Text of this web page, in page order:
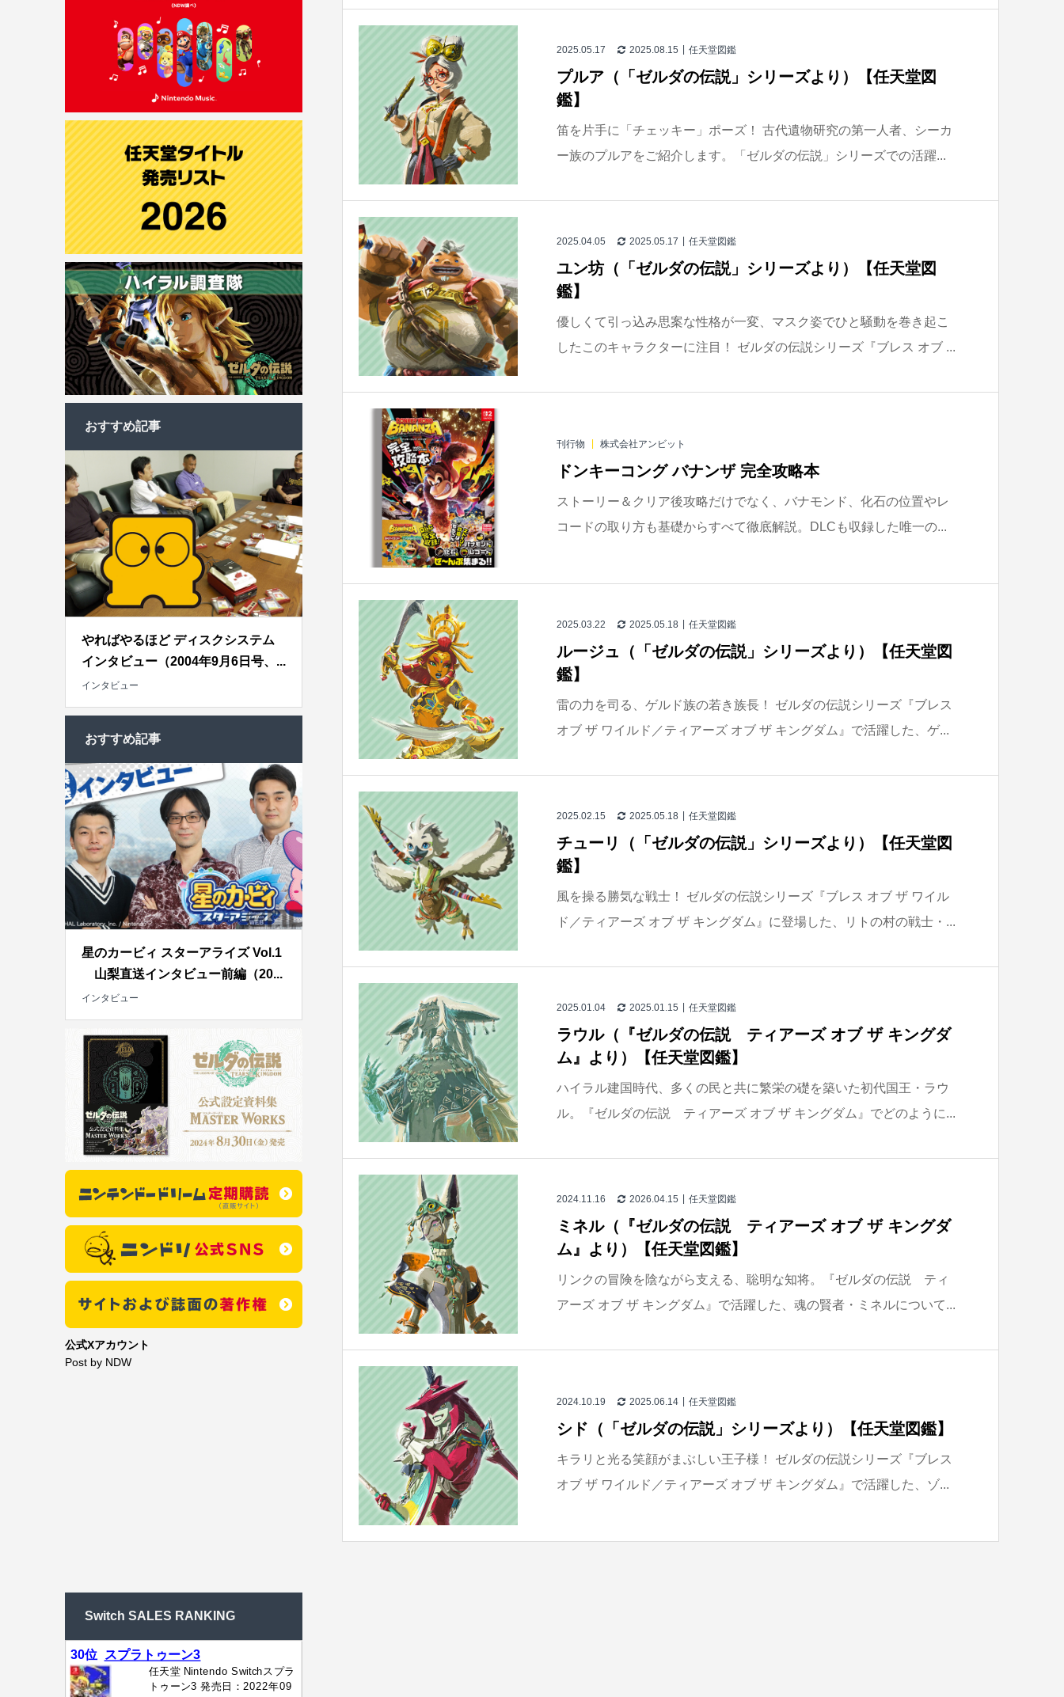
2025.05.17 2025.08.15 任天堂図鑑
プルア（「ゼルダの伝説」シリーズより）【任天堂図
鑑】
笛を片手に「チェッキー」ポーズ！ 古代遺物研究の第一人者、シーカ
ー族のプルアをご紹介します。「ゼルダの伝説」シリーズでの活躍...
2025.04.05 2025.05.17 任天堂図鑑
ユン坊（「ゼルダの伝説」シリーズより）【任天堂図
鑑】
優しくて引っ込み思案な性格が一変、マスク姿でひと騒動を巻き起こ
したこのキャラクターに注目！ ゼルダの伝説シリーズ『ブレス オブ ...
刊行物 株式会社アンビット
ドンキーコング バナンザ 完全攻略本
ストーリー＆クリア後攻略だけでなく、バナモンド、化石の位置やレ
コードの取り方も基礎からすべて徹底解説。DLCも収録した唯一の...
2025.03.22 2025.05.18 任天堂図鑑
ルージュ（「ゼルダの伝説」シリーズより）【任天堂図
鑑】
雷の力を司る、ゲルド族の若き族長！ ゼルダの伝説シリーズ『ブレス
オブ ザ ワイルド／ティアーズ オブ ザ キングダム』で活躍した、ゲ...
2025.02.15 2025.05.18 任天堂図鑑
チューリ（「ゼルダの伝説」シリーズより）【任天堂図
鑑】
風を操る勝気な戦士！ ゼルダの伝説シリーズ『ブレス オブ ザ ワイル
ド／ティアーズ オブ ザ キングダム』に登場した、リトの村の戦士・...
2025.01.04 2025.01.15 任天堂図鑑
ラウル（『ゼルダの伝説 ティアーズ オブ ザ キングダ
ム』より）【任天堂図鑑】
ハイラル建国時代、多くの民と共に繁栄の礎を築いた初代国王・ラウ
ル。『ゼルダの伝説 ティアーズ オブ ザ キングダム』でどのように...
2024.11.16 2026.04.15 任天堂図鑑
ミネル（『ゼルダの伝説 ティアーズ オブ ザ キングダ
ム』より）【任天堂図鑑】
リンクの冒険を陰ながら支える、聡明な知将。『ゼルダの伝説 ティ
アーズ オブ ザ キングダム』で活躍した、魂の賢者・ミネルについて...
2024.10.19 2025.06.14 任天堂図鑑
シド（「ゼルダの伝説」シリーズより）【任天堂図鑑】
キラリと光る笑顔がまぶしい王子様！ ゼルダの伝説シリーズ『ブレス
オブ ザ ワイルド／ティアーズ オブ ザ キングダム』で活躍した、ゾ...
おすすめ記事
やればやるほど ディスクシステム
インタビュー（2004年9月6日号、...
インタビュー
おすすめ記事
星のカービィ スターアライズ Vol.1
山梨直送インタビュー前編（20...
インタビュー
公式Xアカウント
Post by NDW
Switch SALES RANKING